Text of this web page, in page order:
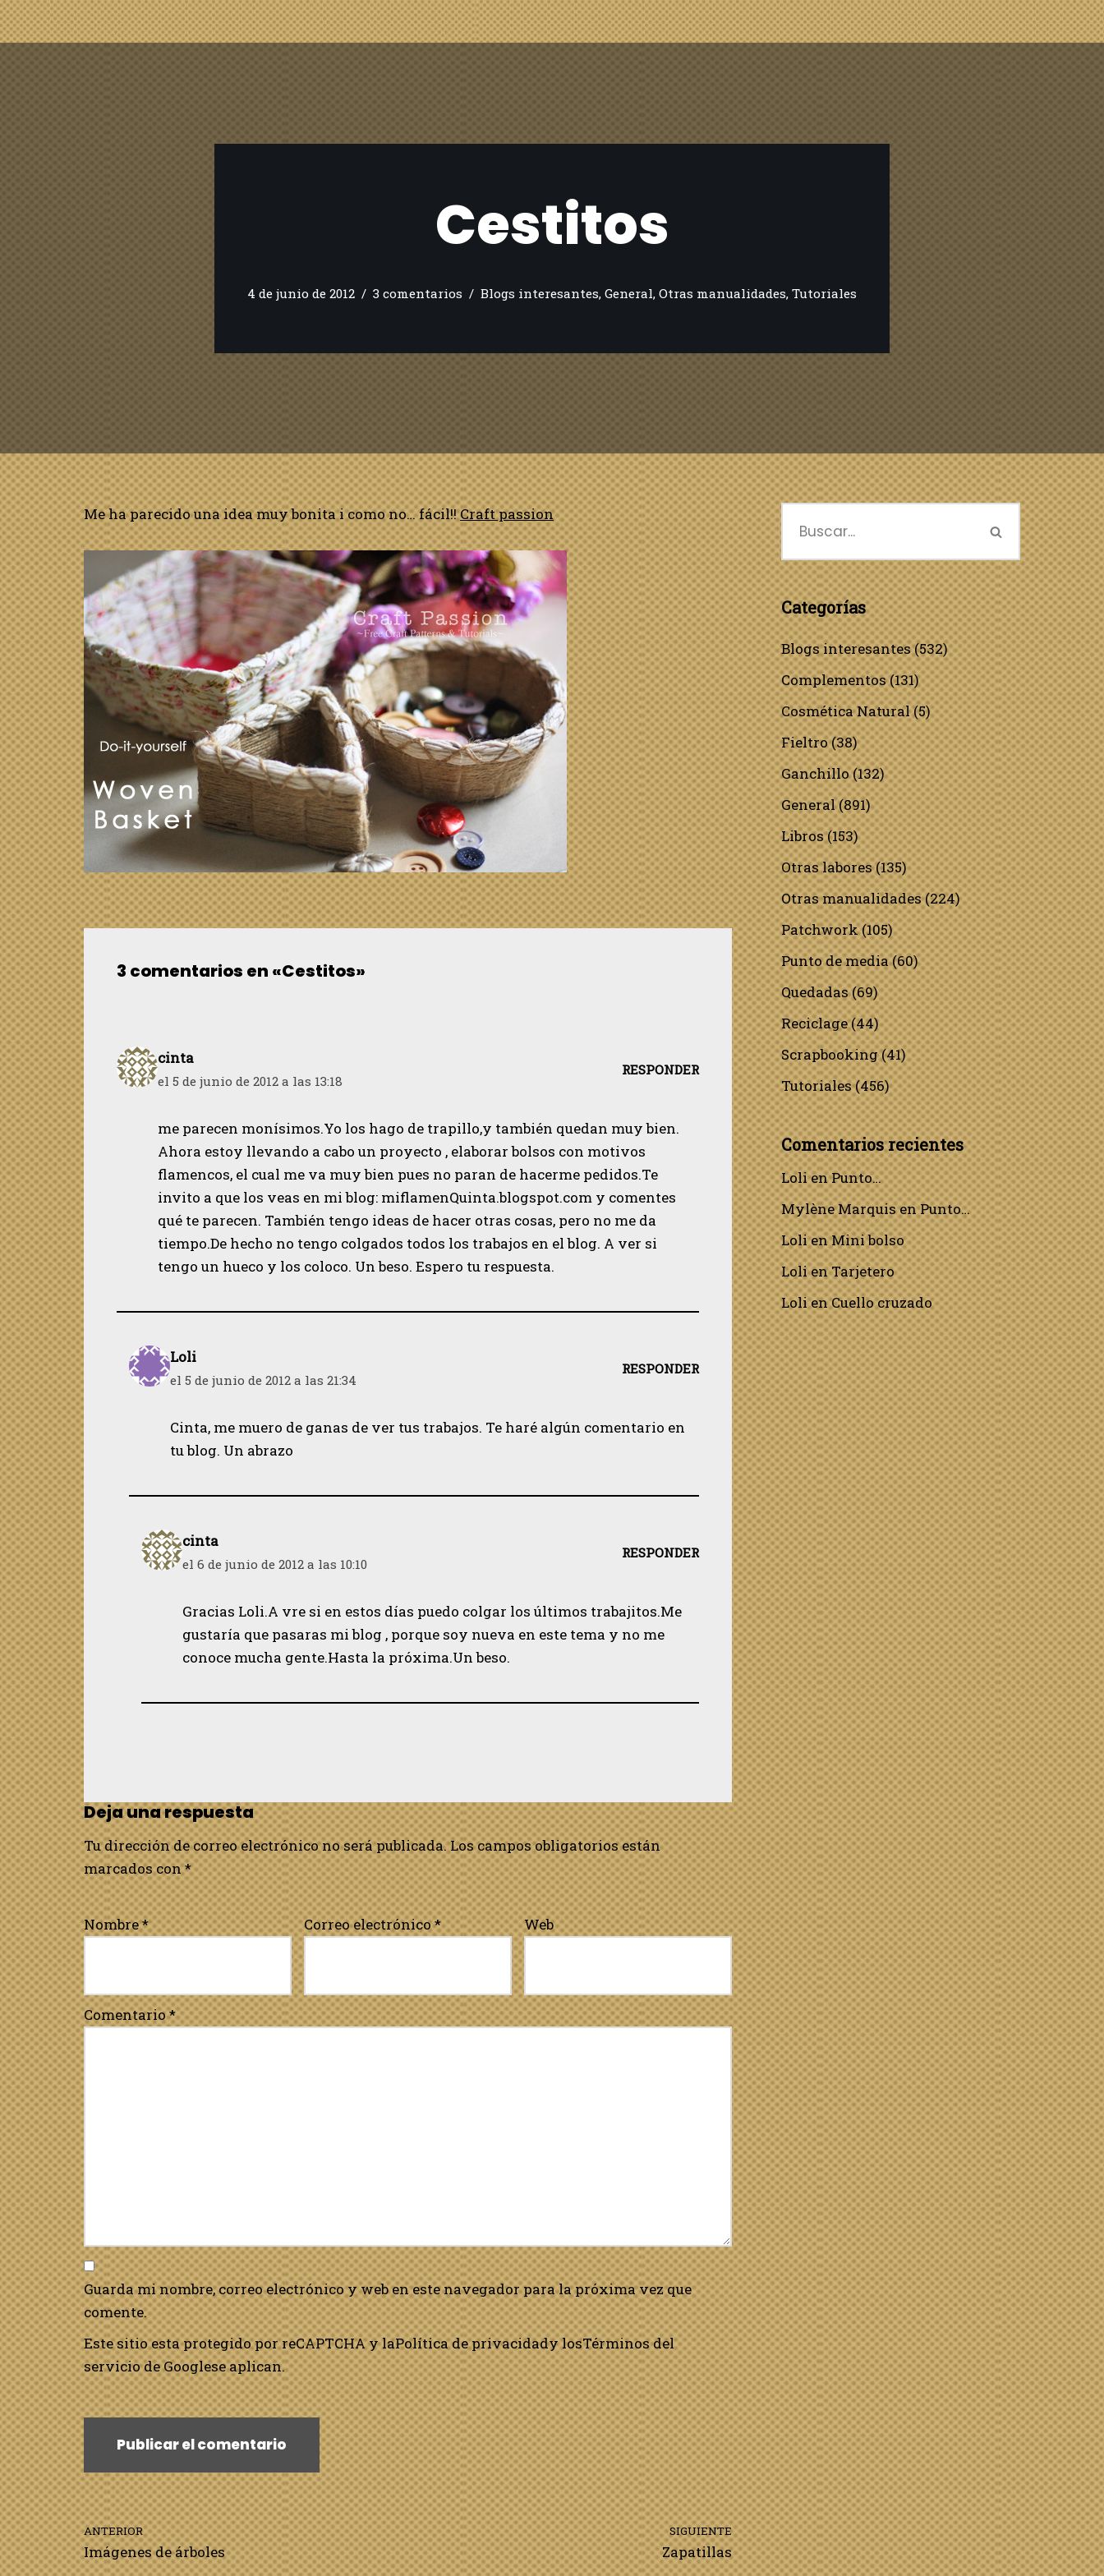
Cestitos
4 de junio de 2012 3 comentarios Blogs interesantes, General, Otras manualidades, Tutoriales
Me ha parecido una idea muy bonita i como no… fácil!!Craft passion
3 comentarios en «Cestitos»
cinta
el 5 de junio de 2012 a las 13:18
RESPONDER
me parecen monísimos.Yo los hago de trapillo,y también quedan muy bien.
Ahora estoy llevando a cabo un proyecto , elaborar bolsos con motivos
flamencos, el cual me va muy bien pues no paran de hacerme pedidos.Te
invito a que los veas en mi blog: miflamenQuinta.blogspot.com y comentes
qué te parecen. También tengo ideas de hacer otras cosas, pero no me da
tiempo.De hecho no tengo colgados todos los trabajos en el blog. A ver si
tengo un hueco y los coloco. Un beso. Espero tu respuesta.
Loli
el 5 de junio de 2012 a las 21:34
RESPONDER
Cinta, me muero de ganas de ver tus trabajos. Te haré algún comentario en
tu blog. Un abrazo
cinta
el 6 de junio de 2012 a las 10:10
RESPONDER
Gracias Loli.A vre si en estos días puedo colgar los últimos trabajitos.Me
gustaría que pasaras mi blog , porque soy nueva en este tema y no me
conoce mucha gente.Hasta la próxima.Un beso.
Deja una respuesta
Tu dirección de correo electrónico no será publicada. Los campos obligatorios están
marcados con*
Nombre* Correo electrónico* Web
Comentario*
Guarda mi nombre, correo electrónico y web en este navegador para la próxima vez que
comente.
Este sitio esta protegido por reCAPTCHA y laPolítica de privacidady losTérminos del
servicio de Googlese aplican.
ANTERIOR
Imágenes de árboles
SIGUIENTE
Zapatillas
Categorías
Blogs interesantes(532)
Complementos(131)
Cosmética Natural(5)
Fieltro(38)
Ganchillo(132)
General(891)
Libros(153)
Otras labores(135)
Otras manualidades(224)
Patchwork(105)
Punto de media(60)
Quedadas(69)
Reciclage(44)
Scrapbooking(41)
Tutoriales(456)
Comentarios recientes
LolienPunto…
Mylène MarquisenPunto…
LolienMini bolso
LolienTarjetero
LolienCuello cruzado